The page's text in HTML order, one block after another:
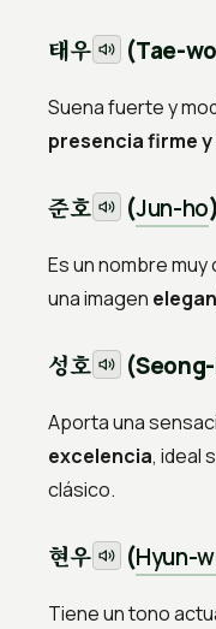
태우 (Tae-
Suena fuerte y
presencia firme
준호 (Jun-ho)
Es un nombre
una imagen
성호
Aporta una
excelencia, ideal
clásico.
현우 (Hyun-
Tiene un tono